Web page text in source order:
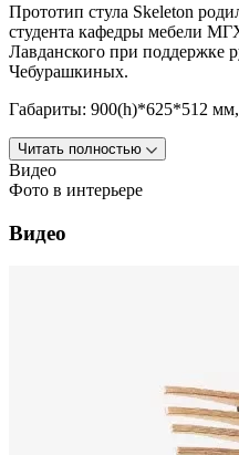
Прототип стула Skeleton
студента кафедры мебели
Лавданского при поддержке
Чебурашкиных.
Габариты: 900(h)*625*512 мм,
Читать полностью
Видео
Фото в интерьере
Видео